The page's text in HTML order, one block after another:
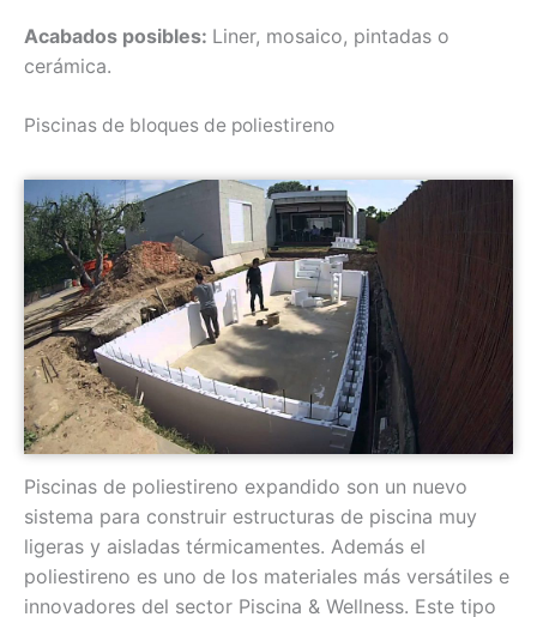
Acabados posibles: Liner, mosaico, pintadas o
cerámica.
Piscinas de bloques de poliestireno
Piscinas de poliestireno expandido son un nuevo
sistema para construir estructuras de piscina muy
ligeras y aisladas térmicamentes. Además el
poliestireno es uno de los materiales más versátiles e
innovadores del sector Piscina & Wellness. Este tipo